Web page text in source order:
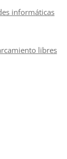
informáticas
libres